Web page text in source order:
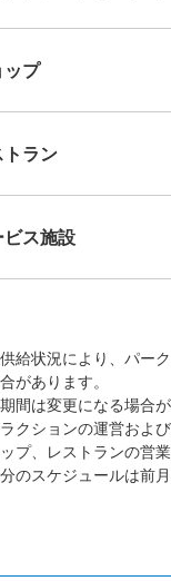
ップ
トラン
ス施設
給状況により、パー
があります。
間は変更になる場合が
クションの運営およ
プ、レストランの営
のスケジュールは前